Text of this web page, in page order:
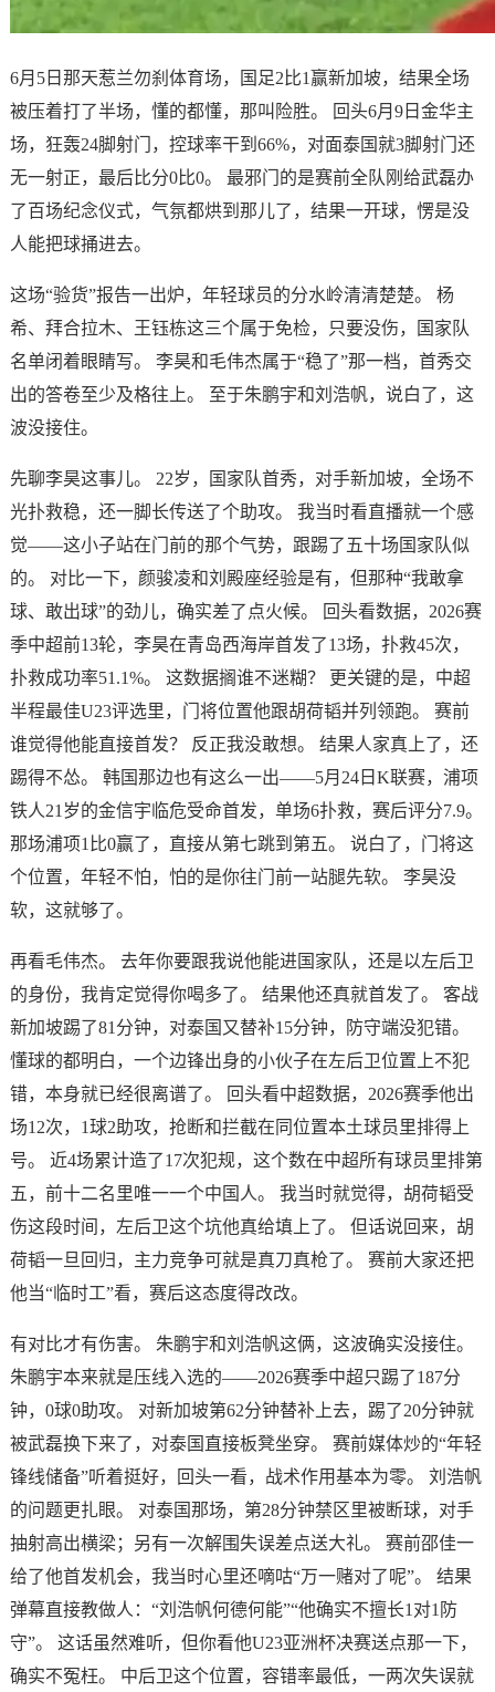
6月5日那天惹兰勿刹体育场，国足2比1赢新加坡，结果全场
被压着打了半场，懂的都懂，那叫险胜。 回头6月9日金华主
场，狂轰24脚射门，控球率干到66%，对面泰国就3脚射门还
无一射正，最后比分0比0。 最邪门的是赛前全队刚给武磊办
了百场纪念仪式，气氛都烘到那儿了，结果一开球，愣是没
人能把球捅进去。
这场“验货”报告一出炉，年轻球员的分水岭清清楚楚。 杨
希、拜合拉木、王钰栋这三个属于免检，只要没伤，国家队
名单闭着眼睛写。 李昊和毛伟杰属于“稳了”那一档，首秀交
出的答卷至少及格往上。 至于朱鹏宇和刘浩帆，说白了，这
波没接住。
先聊李昊这事儿。 22岁，国家队首秀，对手新加坡，全场不
光扑救稳，还一脚长传送了个助攻。 我当时看直播就一个感
觉——这小子站在门前的那个气势，跟踢了五十场国家队似
的。 对比一下，颜骏凌和刘殿座经验是有，但那种“我敢拿
球、敢出球”的劲儿，确实差了点火候。 回头看数据，2026赛
季中超前13轮，李昊在青岛西海岸首发了13场，扑救45次，
扑救成功率51.1%。 这数据搁谁不迷糊？ 更关键的是，中超
半程最佳U23评选里，门将位置他跟胡荷韬并列领跑。 赛前
谁觉得他能直接首发？ 反正我没敢想。 结果人家真上了，还
踢得不怂。 韩国那边也有这么一出——5月24日K联赛，浦项
铁人21岁的金信宇临危受命首发，单场6扑救，赛后评分7.9。
那场浦项1比0赢了，直接从第七跳到第五。 说白了，门将这
个位置，年轻不怕，怕的是你往门前一站腿先软。 李昊没
软，这就够了。
再看毛伟杰。 去年你要跟我说他能进国家队，还是以左后卫
的身份，我肯定觉得你喝多了。 结果他还真就首发了。 客战
新加坡踢了81分钟，对泰国又替补15分钟，防守端没犯错。
懂球的都明白，一个边锋出身的小伙子在左后卫位置上不犯
错，本身就已经很离谱了。 回头看中超数据，2026赛季他出
场12次，1球2助攻，抢断和拦截在同位置本土球员里排得上
号。 近4场累计造了17次犯规，这个数在中超所有球员里排第
五，前十二名里唯一一个中国人。 我当时就觉得，胡荷韬受
伤这段时间，左后卫这个坑他真给填上了。 但话说回来，胡
荷韬一旦回归，主力竞争可就是真刀真枪了。 赛前大家还把
他当“临时工”看，赛后这态度得改改。
有对比才有伤害。 朱鹏宇和刘浩帆这俩，这波确实没接住。
朱鹏宇本来就是压线入选的——2026赛季中超只踢了187分
钟，0球0助攻。 对新加坡第62分钟替补上去，踢了20分钟就
被武磊换下来了，对泰国直接板凳坐穿。 赛前媒体炒的“年轻
锋线储备”听着挺好，回头一看，战术作用基本为零。 刘浩帆
的问题更扎眼。 对泰国那场，第28分钟禁区里被断球，对手
抽射高出横梁；另有一次解围失误差点送大礼。 赛前邵佳一
给了他首发机会，我当时心里还嘀咕“万一赌对了呢”。 结果
弹幕直接教做人：“刘浩帆何德何能”“他确实不擅长1对1防
守”。 这话虽然难听，但你看他U23亚洲杯决赛送点那一下，
确实不冤枉。 中后卫这个位置，容错率最低，一两次失误就